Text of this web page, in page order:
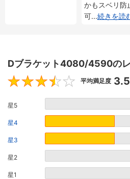
かもスベリ防
可...続きを読
Dブラケット4080/4590の
平均満足度 3.5
星5
星4
星3
星2
星1